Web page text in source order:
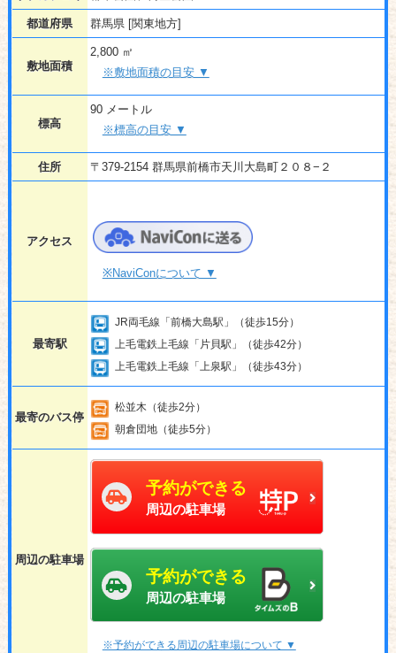
都道府県 群馬県 [関東地方]
敷地面積
2,800 ㎡
※敷地面積の目安 ▼
標高
90 メートル
※標高の目安 ▼
住所 〒379-2154 群馬県前橋市天川大島町２０８−２
アクセス
※NaviConについて ▼
最寄駅
JR両毛線「前橋大島駅」（徒歩15分）
上毛電鉄上毛線「片貝駅」（徒歩42分）
上毛電鉄上毛線「上泉駅」（徒歩43分）
最寄のバス停
松並木（徒歩2分）
朝倉団地（徒歩5分）
周辺の駐車場
予約ができる
周辺の駐車場
予約ができる
周辺の駐車場
※予約ができる周辺の駐車場について ▼